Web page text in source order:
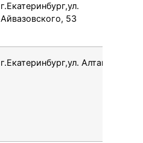
г.Екатеринбург,ул.
Айвазовского, 53
г.Екатеринбург,ул. Алтайская, 62